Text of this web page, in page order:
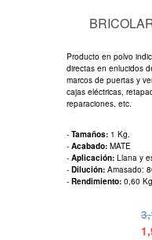
Producto en polvo
directas en enlucidos
marcos de puertas y
cajas eléctricas,
reparaciones, etc.
- Tamaños: 1 Kg.
- Acabado: MATE
- Aplicación: Llana y
- Dilución: Amasado:
- Rendimiento: 0,60